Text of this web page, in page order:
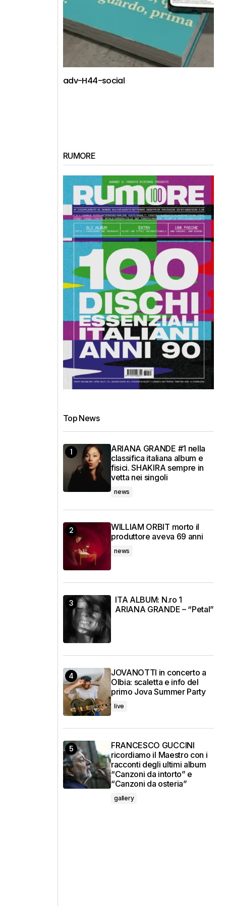
adv-H44-social
RUMORE
Top News
ARIANA GRANDE #1 nella
classifica italiana album e
fisici. SHAKIRA sempre in
vetta nei singoli
news
WILLIAM ORBIT morto il
produttore aveva 69 anni
news
ITA ALBUM: N.ro 1
ARIANA GRANDE – “Petal”
JOVANOTTI in concerto a
Olbia: scaletta e info del
primo Jova Summer Party
live
FRANCESCO GUCCINI
ricordiamo il Maestro con i
racconti degli ultimi album
“Canzoni da intorto” e
“Canzoni da osteria”
gallery